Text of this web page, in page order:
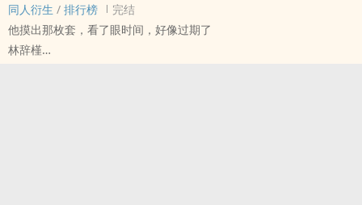
‍‌‎同‍‌‎人‌‎‍衍生 / 排行榜
完结
他摸出那枚套，看了眼时间，好像过期了
林辞槿